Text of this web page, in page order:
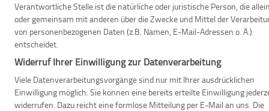
Verantwortliche Stelle ist die natürliche oder juristische Person, die
oder gemeinsam mit anderen über die Zwecke und Mittel der
von personenbezogenen Daten (z.B. Namen, E-Mail-Adressen o. Ä.)
entscheidet.
Widerruf Ihrer Einwilligung zur Datenverarbeitung
Viele Datenverarbeitungsvorgänge sind nur mit Ihrer ausdrücklichen
Einwilligung möglich. Sie können eine bereits erteilte Einwilligung
widerrufen. Dazu reicht eine formlose Mitteilung per E-Mail an uns. Die